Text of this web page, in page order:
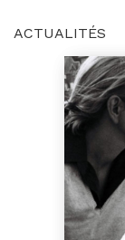
ACTUALITÉS